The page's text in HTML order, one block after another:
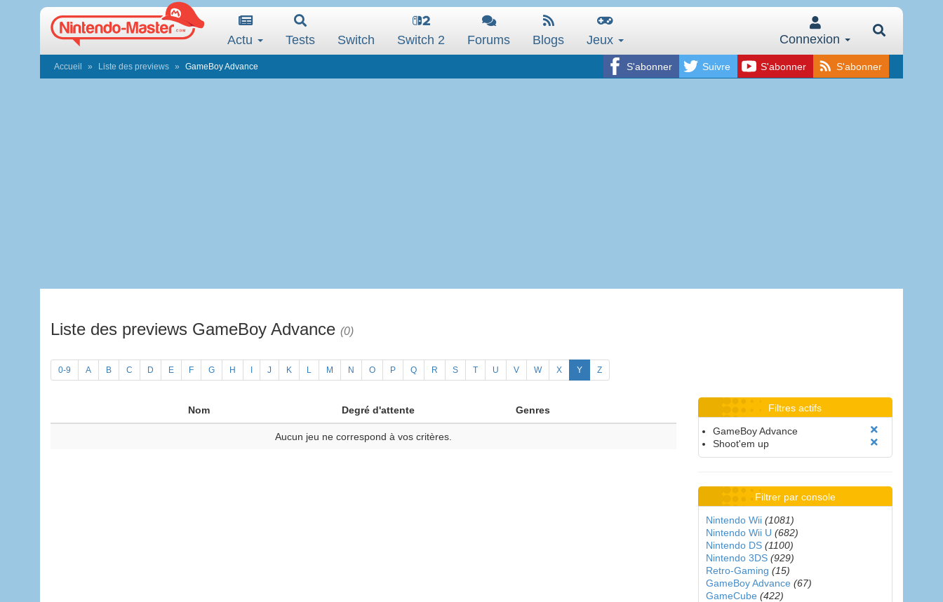
Actu Tests Switch Switch 2 Forums Blogs Jeux Connexion
S'abonner Suivre S'abonner S'abonner
Accueil Liste des previews GameBoy Advance
Liste des previews GameBoy Advance (0)
0-9 A B C D E F G H J K L M N O P Q R S T U V W X Y Z
Nom Degré d'attente Genres
Aucun jeu ne correspond à vos critères.
Filtres actifs
GameBoy Advance
Shoot'em up
Filtrer par console
Nintendo Wii (1081)
Nintendo Wii U (682)
Nintendo DS (1100)
Nintendo 3DS (929)
Retro-Gaming (15)
GameBoy Advance (67)
GameCube (422)